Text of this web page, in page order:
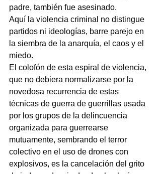
padre, también fue asesinado.
Aquí la violencia criminal no distingue
partidos ni ideologías, barre parejo en
la siembra de la anarquía, el caos y el
miedo.
El colofón de esta espiral de violencia,
que no debiera normalizarse por la
novedosa recurrencia de estas
técnicas de guerra de guerrillas usada
por los grupos de la delincuencia
organizada para guerrearse
mutuamente, sembrando el terror
colectivo en el uso de drones con
explosivos, es la cancelación del grito